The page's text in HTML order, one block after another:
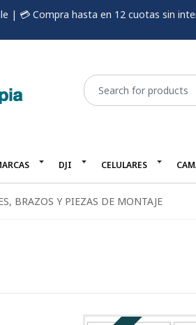
| 💳 Compra hasta en 12 cuotas sin
DJI CELULARES
BRAZOS Y PIEZAS DE MONTAJE